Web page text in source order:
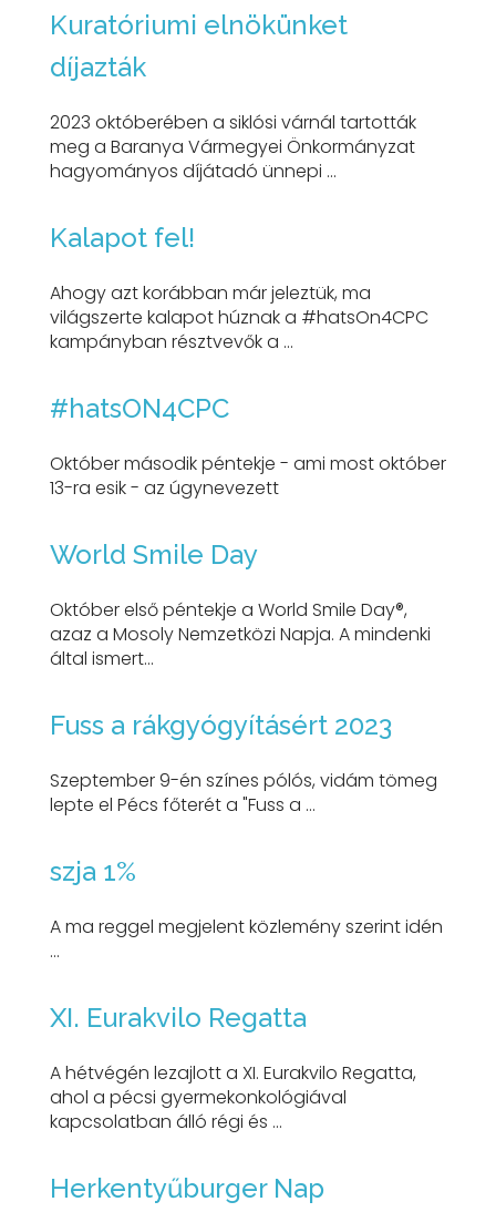
Kuratóriumi elnökünket
díjazták
2023 októberében a siklósi várnál tartották
meg a Baranya Vármegyei Önkormányzat
hagyományos díjátadó ünnepi ...
Kalapot fel!
Ahogy azt korábban már jeleztük, ma
világszerte kalapot húznak a #hatsOn4CPC
kampányban résztvevők a ...
#hatsON4CPC
Október második péntekje - ami most október
13-ra esik - az úgynevezett
World Smile Day
Október első péntekje a World Smile Day®,
azaz a Mosoly Nemzetközi Napja. A mindenki
által ismert...
Fuss a rákgyógyításért 2023
Szeptember 9-én színes pólós, vidám tömeg
lepte el Pécs főterét a "Fuss a ...
szja 1%
A ma reggel megjelent közlemény szerint idén
...
XI. Eurakvilo Regatta
A hétvégén lezajlott a XI. Eurakvilo Regatta,
ahol a pécsi gyermekonkológiával
kapcsolatban álló régi és ...
Herkentyűburger Nap